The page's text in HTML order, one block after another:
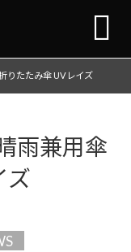

りたたみ傘 UVレイズ
雨兼用傘
ズ